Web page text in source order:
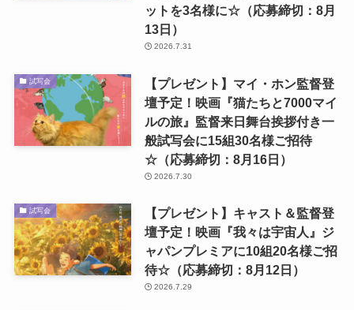
ットを3名様に☆（応募締切：8月
13日）
2026.7.31
試写会
【プレゼント】マイ・ホン監督登
壇予定！映画『猫たちと7000マイ
ルの旅』監督来日舞台挨拶付き一
般試写会に15組30名様ご招待
☆（応募締切：8月16日）
2026.7.30
試写会
【プレゼント】キャスト＆監督登
壇予定！映画『我々は宇宙人』ジ
ャパンプレミアに10組20名様ご招
待☆（応募締切：8月12日）
2026.7.29